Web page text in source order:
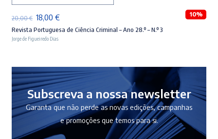
20,00€ O
preço
original
20,00 €.
18,00 €O
preço
18,00 €.
10%
Revista Portuguesa de Ciência Criminal – Ano 28.º – N.º 3
Jorge de Figueiredo Dias
Subscreva a nossa newsletter
Garanta que não perde as novas edições, campanhas
e promoções que temos para si.